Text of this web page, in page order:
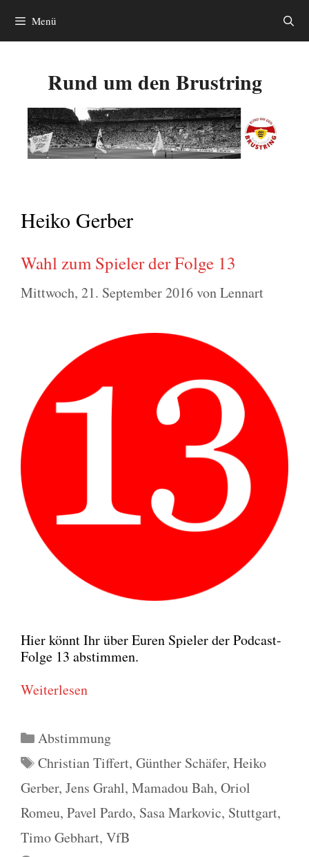
Inhalt
springen
Menü
Rund um den Brustring
Heiko Gerber
Wahl zum Spieler der Folge 13
Mittwoch, 21. September 2016vonLennart
Hier könnt Ihr über Euren Spie­ler der Pod­cast-
Fol­ge 13 abstim­men.
Wei­ter­le­sen
Kategorien
Abstimmung
Schlagwörter
Christian Tiffert, Günther Schäfer, Heiko
Gerber, Jens Grahl, Mamadou Bah, Oriol
Romeu, Pavel Pardo, Sasa Markovic, Stuttgart,
Timo Gebhart, VfB